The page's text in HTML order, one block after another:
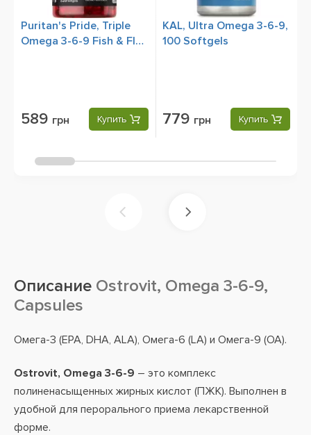
Puritan's Pride, Triple
Omega 3-6-9 Fish & Flax
589 грн Купить
KAL, Ultra Omega 3-6-9,
100 Softgels
779 грн Купить
Описание Ostrovit, Omega 3-6-9,
Capsules
Oмега-3 (EPA, DHA, ALA), Oмега-6 (LA) и Oмега-9 (OA).
Ostrovit, Omega 3-6-9 – это комплекс
полиненасыщенных жирных кислот (ПЖК). Выполнен в
удобной для перорального приема лекарственной
форме.